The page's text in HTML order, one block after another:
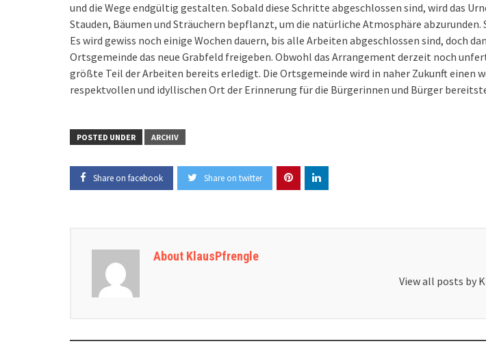
und die Wege endgültig gestalten. Sobald diese Schritte abgeschlossen sind, wird das
Stauden, Bäumen und Sträuchern bepflanzt, um die natürliche Atmosphäre abzurunden.
Es wird gewiss noch einige Wochen dauern, bis alle Arbeiten abgeschlossen sind, doch
Ortsgemeinde das neue Grabfeld freigeben. Obwohl das Arrangement derzeit noch
größte Teil der Arbeiten bereits erledigt. Die Ortsgemeinde wird in naher Zukunft einen
respektvollen und idyllischen Ort der Erinnerung für die Bürgerinnen und Bürger
POSTED UNDER ARCHIV
Share on facebook Share on twitter
About KlausPfrengle
View all posts by